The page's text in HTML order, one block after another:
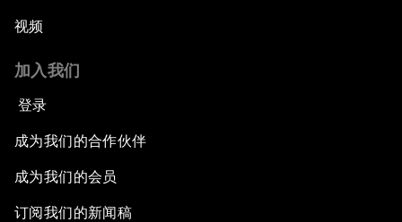
视频
加入我们
登录
成为我们的合作伙伴
成为我们的会员
订阅我们的新闻稿